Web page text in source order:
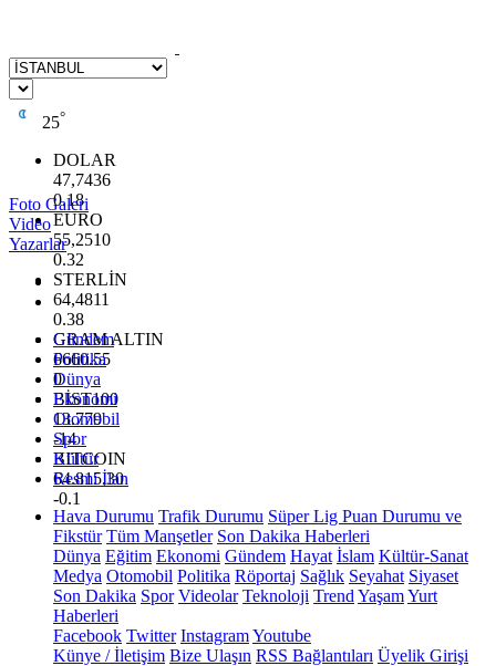
25°
DOLAR
47,7436
0.18
EURO
55,2510
0.32
STERLİN
64,4811
0.38
GRAM ALTIN
6660.55
0
BİST100
13.779
-14
BITCOIN
64.815,30
-0.1
Foto Galeri
Video
Yazarlar
Gündem
Politika
Dünya
Ekonomi
Otomobil
Spor
Kültür
Resmi İlan
Hava Durumu Trafik Durumu Süper Lig Puan Durumu ve
Fikstür Tüm Manşetler Son Dakika Haberleri
Dünya Eğitim Ekonomi Gündem Hayat İslam Kültür-Sanat
Medya Otomobil Politika Röportaj Sağlık Seyahat Siyaset
Son Dakika Spor Videolar Teknoloji Trend YaşamYurt
Haberleri
Facebook Twitter InstagramYoutube
Künye / İletişim Bize Ulaşın RSS Bağlantıları Üyelik Girişi